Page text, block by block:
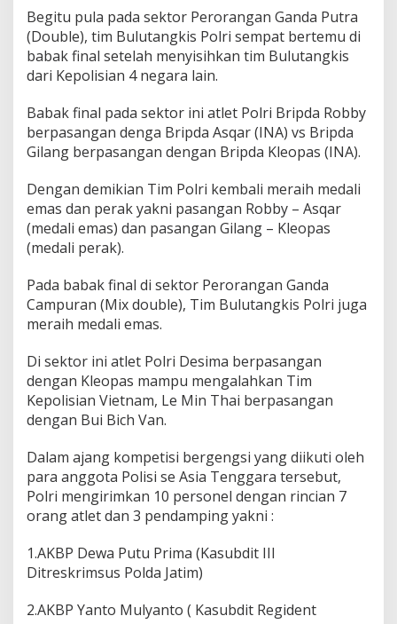
t
n
C
h
m
p
i
o
s
h
p
2
6
a
m
b
j
*
Begitu pula pada sektor Perorangan Ganda Putra
(Double), tim Bulutangkis Polri sempat bertemu di
babak final setelah menyisihkan tim Bulutangkis
dari Kepolisian 4 negara lain.
Babak final pada sektor ini atlet Polri Bripda Robby
berpasangan denga Bripda Asqar (INA) vs Bripda
Gilang berpasangan dengan Bripda Kleopas (INA).
Dengan demikian Tim Polri kembali meraih medali
emas dan perak yakni pasangan Robby – Asqar
(medali emas) dan pasangan Gilang – Kleopas
(medali perak).
Pada babak final di sektor Perorangan Ganda
Campuran (Mix double), Tim Bulutangkis Polri juga
meraih medali emas.
Di sektor ini atlet Polri Desima berpasangan
dengan Kleopas mampu mengalahkan Tim
Kepolisian Vietnam, Le Min Thai berpasangan
dengan Bui Bich Van.
Dalam ajang kompetisi bergengsi yang diikuti oleh
para anggota Polisi se Asia Tenggara tersebut,
Polri mengirimkan 10 personel dengan rincian 7
orang atlet dan 3 pendamping yakni :
1.AKBP Dewa Putu Prima (Kasubdit III
Ditreskrimsus Polda Jatim)
2.AKBP Yanto Mulyanto ( Kasubdit Regident